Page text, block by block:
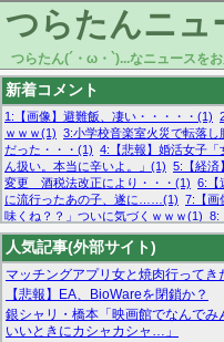
つらたんニュ
つらたん(´・ω・`)...なニュースを
新着コメント
1:【画像】避難飯、凄い・・・・・(1)
ｗｗｗ(1) 3:小学校音楽室火災で転落し
だった・・・(1) 4:【悲報】婚活女子「
ん扱い。本当に辛いよ。」(1) 5:【経済
変更 酒税法改正により・・・(1) 6:【
に流行ったあの子、遂に……(1) 7:【画
味くね？？」ついに気づくｗｗｗ(1) 8:
る・・・(1) 9:欧州委員長「原発縮小
足、限界突破 52%「正社員も足りて
人気記事(外部サイト)
マッチングアプリ女と焼肉行ってき
【悲報】EA、BioWareを閉鎖か？
銀シャリ・橋本「映画館でなんで
いいときにカシャカシャ…」